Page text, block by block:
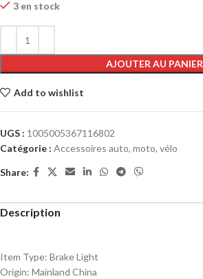
3 en stock
AJOUTER AU PANIER
Add to wishlist
UGS : 1005005367116802
Catégorie : Accessoires auto, moto, vélo
Share:
Description
Item Type: Brake Light
Origin: Mainland China